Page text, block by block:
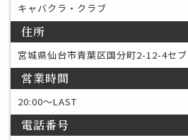
キャバクラ・クラブ
住所
宮城県仙台市青葉区国分町2-12-4セ
営業時間
20:00〜LAST
電話番号